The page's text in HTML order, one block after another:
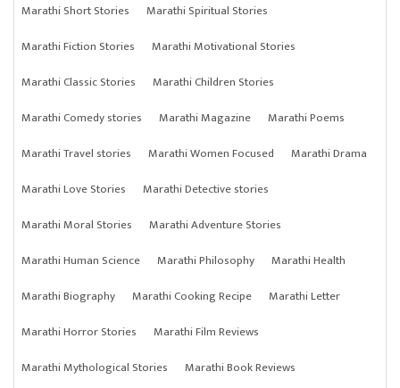
Marathi Short Stories
Marathi Spiritual Stories
Marathi Fiction Stories
Marathi Motivational Stories
Marathi Classic Stories
Marathi Children Stories
Marathi Comedy stories
Marathi Magazine
Marathi Poems
Marathi Travel stories
Marathi Women Focused
Marathi Drama
Marathi Love Stories
Marathi Detective stories
Marathi Moral Stories
Marathi Adventure Stories
Marathi Human Science
Marathi Philosophy
Marathi Health
Marathi Biography
Marathi Cooking Recipe
Marathi Letter
Marathi Horror Stories
Marathi Film Reviews
Marathi Mythological Stories
Marathi Book Reviews